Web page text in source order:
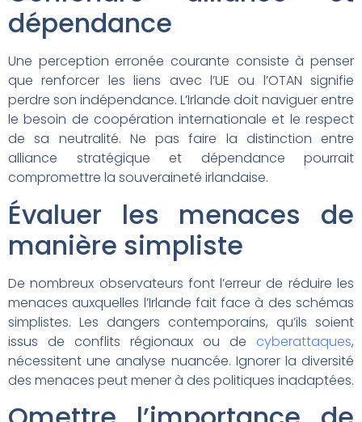
dépendance
Une perception erronée courante consiste à penser
que renforcer les liens avec l’UE ou l’OTAN signifie
perdre son indépendance. L’Irlande doit naviguer entre
le besoin de coopération internationale et le respect
de sa neutralité. Ne pas faire la distinction entre
alliance stratégique et dépendance pourrait
compromettre la souveraineté irlandaise.
Évaluer les menaces de
manière simpliste
De nombreux observateurs font l’erreur de réduire les
menaces auxquelles l’Irlande fait face à des schémas
simplistes. Les dangers contemporains, qu’ils soient
issus de conflits régionaux ou de cyberattaques,
nécessitent une analyse nuancée. Ignorer la diversité
des menaces peut mener à des politiques inadaptées.